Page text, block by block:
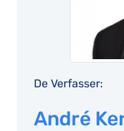
De Verfasser:
André